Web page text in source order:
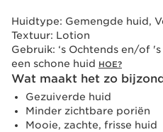
Huidtype: Gemengde huid,
Textuur: Lotion
Gebruik: ‘s Ochtends en/of
een schone huid HOE?
Wat maakt het zo
Gezuiverde huid
Minder zichtbare poriën
Mooie, zachte, frisse huid